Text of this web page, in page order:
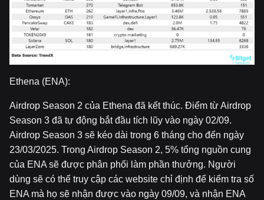
Ethena (ENA):
Airdrop Season 2 của Ethena đã kết thúc. Điểm từ Airdrop
Season 3 đã tự động bắt đầu tích lũy vào ngày 02/09.
Airdrop Season 3 sẽ kéo dài trong 6 tháng cho đến ngày
23/03/2025. Trong Airdrop Season 2, 5% tổng nguồn cung
của ENA sẽ được phân phối làm phần thưởng. Người
dùng sẽ có thể truy cập các website chỉ định để kiểm tra số
ENA mà họ sẽ nhận được vào ngày 09/09, và nhận ENA